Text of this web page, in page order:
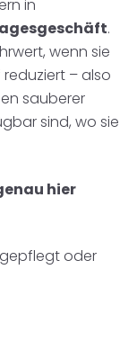
in
.
wenn sie
– also
sauberer
sind, wo sie
hier
oder